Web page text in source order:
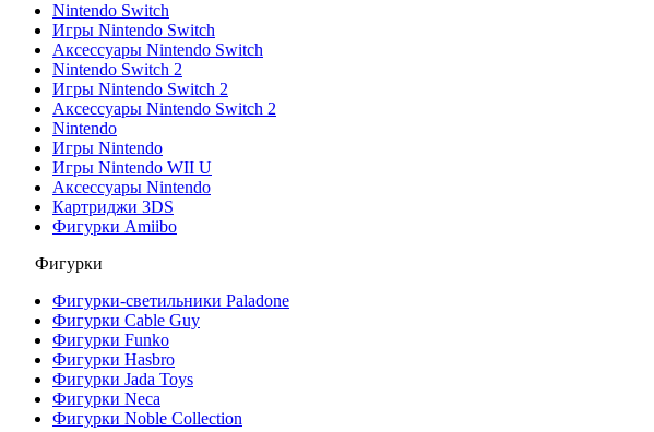
Nintendo Switch
Игры Nintendo Switch
Аксессуары Nintendo Switch
Nintendo Switch 2
Игры Nintendo Switch 2
Аксессуары Nintendo Switch 2
Nintendo
Игры Nintendo
Игры Nintendo WII U
Аксессуары Nintendo
Картриджи 3DS
Фигурки Amiibo
Фигурки
Фигурки-светильники Paladone
Фигурки Cable Guy
Фигурки Funko
Фигурки Hasbro
Фигурки Jada Toys
Фигурки Neca
Фигурки Noble Collection